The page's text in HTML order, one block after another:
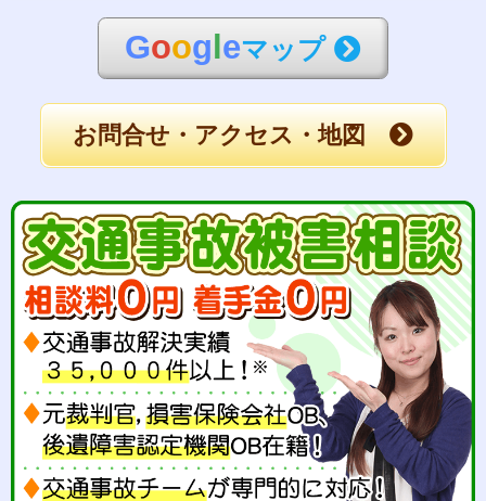
Googleマップ
お問合せ・アクセス・地図